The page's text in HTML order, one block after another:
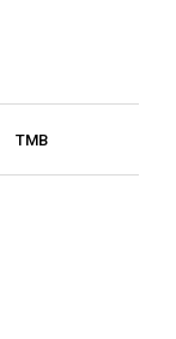
TMB